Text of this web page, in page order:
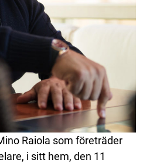
Raiola som företräder
i sitt hem, den 11